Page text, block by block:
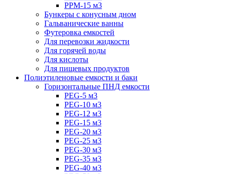
PPM-15 м3
Бункеры с конусным дном
Гальванические ванны
Футеровка емкостей
Для перевозки жидкости
Для горячей воды
Для кислоты
Для пищевых продуктов
Полиэтиленовые емкости и баки
Горизонтальные ПНД емкости
PEG-5 м3
PEG-10 м3
PEG-12 м3
PEG-15 м3
PEG-20 м3
PEG-25 м3
PEG-30 м3
PEG-35 м3
PEG-40 м3